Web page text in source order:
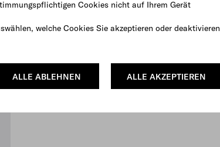
Cookies nicht auf Ihrem Gerät
welche Cookies Sie akzeptieren oder deaktivieren
ALLE AKZEPTIEREN
ALLE ABLEHNEN
Steppmantel aus Re-Nylon mit Kapuze